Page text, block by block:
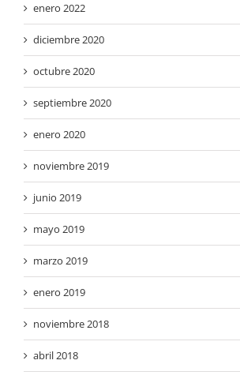
enero 2022
diciembre 2020
octubre 2020
septiembre 2020
enero 2020
noviembre 2019
junio 2019
mayo 2019
marzo 2019
enero 2019
noviembre 2018
abril 2018